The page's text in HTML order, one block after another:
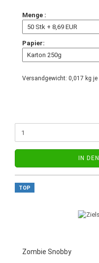
Menge :
Papier:
Versandgewicht: 0,017 kg
IN
TOP
Zombie Snobby